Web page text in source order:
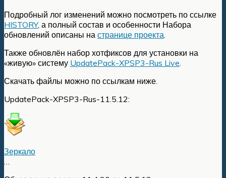
Подробный лог изменений можно посмотреть по ссылке
HISTORY, а полный состав и особенности Набора
обновлений описаны на странице проекта
Также обновлён набор хотфиксов для установки на
«живую» систему UpdatePack-XPSP3-Rus Live
Скачать файлы можно по ссылкам ниже.
UpdatePack-XPSP3-Rus-11.5.12:
Зеркало